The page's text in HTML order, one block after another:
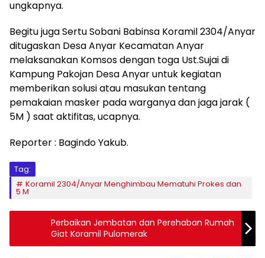
ungkapnya.
Begitu juga Sertu Sobani Babinsa Koramil 2304/Anyar
ditugaskan Desa Anyar Kecamatan Anyar
melaksanakan Komsos dengan toga Ust.Sujai di
Kampung Pakojan Desa Anyar untuk kegiatan
memberikan solusi atau masukan tentang
pemakaian masker pada warganya dan jaga jarak (
5M ) saat aktifitas, ucapnya.
Reporter : Bagindo Yakub.
Tag:
Koramil 2304/Anyar Menghimbau Mematuhi Prokes dan
5 M
Perbaikan Jembatan dan Perehaban Rumah
Giat Koramil Pulomerak